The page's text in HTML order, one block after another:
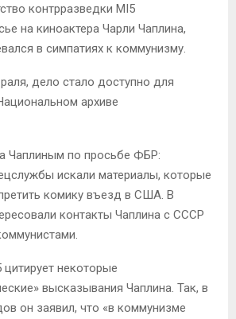
контрразведки MI5
на киноактера Чарли Чаплина,
в симпатиях к коммунизму.
дело стало доступно для
архиве
Чаплиным по просьбе ФБР:
искали материалы, которые
комику въезд в США. В
контакты Чаплина с СССР
некоторые
высказывания Чаплина. Так, в
он заявил, что «в коммунизме